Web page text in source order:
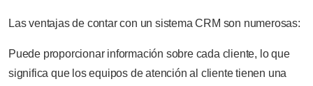
Las ventajas de contar con un sistema CRM son numerosas:
Puede proporcionar información sobre cada cliente, lo que
significa que los equipos de atención al cliente tienen una